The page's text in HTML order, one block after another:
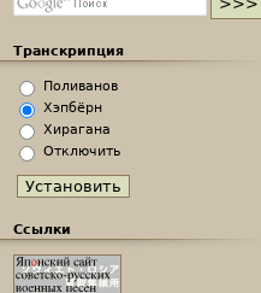
Транскрипция
Поливанов
Хэпбёрн
Хирагана
Отключить
Ссылки